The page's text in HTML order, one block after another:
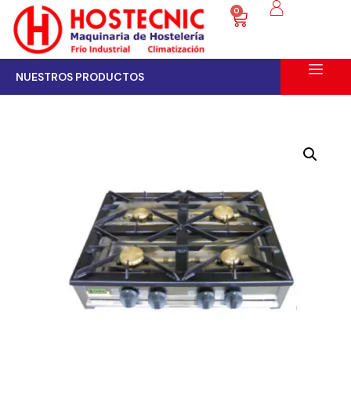
0
NUESTROS PRODUCTOS